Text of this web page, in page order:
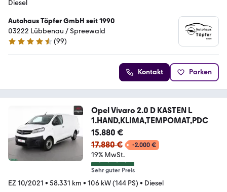
Diesel
Autohaus Töpfer GmbH seit 1990
03222 Lübbenau / Spreewald
4.6 Sterne
(99)
Kontakt Parken
Opel Vivaro 2.0 D KASTEN L
1.HAND,KLIMA,TEMPOMAT,PDC
15.880 €
17.880 €
-2.000 €
19% MwSt.
Sehr guter Preis
EZ 10/2021 • 58.331 km • 106 kW (144 PS) • Diesel